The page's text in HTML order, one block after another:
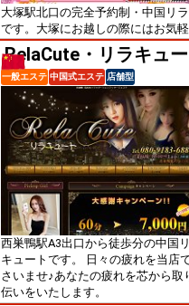
大塚駅北口の完全予約制・中国リ
です。大塚にお越しの際にはお気
RelaCute・リラキュ
一般エステ 中国式エステ 店舗型
西巣鴨駅A3出口から徒歩分の中国
キュートです。 日々の疲れを当店
さいませ♪あなたの疲れを芯から
伝いをいたします。